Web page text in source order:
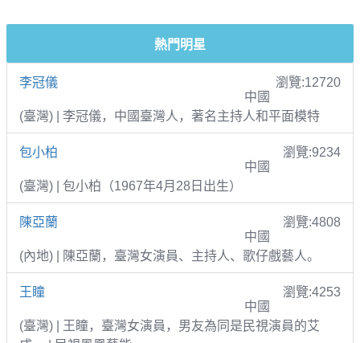
熱門明星
李冠儀
瀏覽:12720
中國
(臺灣) | 李冠儀，中國臺灣人，著名主持人和平面模特
包小柏
瀏覽:9234
中國
(臺灣) | 包小柏（1967年4月28日出生）
陳亞蘭
瀏覽:4808
中國
(內地) | 陳亞蘭，臺灣女演員、主持人、歌仔戲藝人。
王瞳
瀏覽:4253
中國
(臺灣) | 王瞳，臺灣女演員，男友為同是民視演員的艾